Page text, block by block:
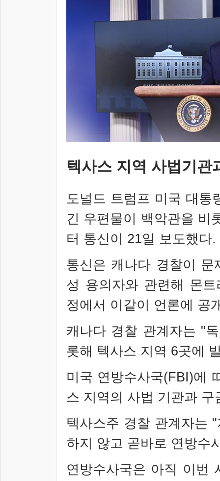
텍사스 지역 사법기관
도널드 트럼프 미국 대
긴 우편물이 백악관을 비
터 통신이 21일 보도했다.
통신은 캐나다 경찰이
성 용의자와 관련해 몬
정에서 이같이 언론에 공
캐나다 경찰 관계자는 "
롯해 텍사스 지역 6곳에
미국 연방수사국(FBI)에
스 지역의 사법 기관과
텍사스주 경찰 관계자는 "
하지 않고 곧바로 연방수
연방수사국은 아직 이번